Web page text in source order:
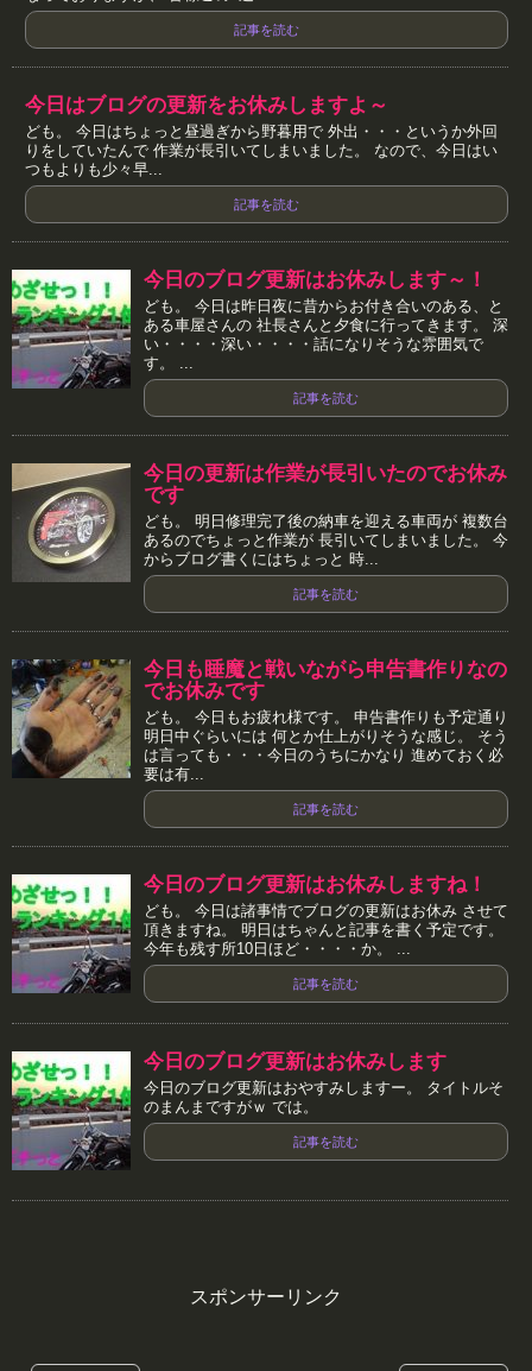
記事を読む
今日はブログの更新をお休みしますよ～
ども。 今日はちょっと昼過ぎから野暮用で 外出・・・というか外回
りをしていたんで 作業が長引いてしまいました。 なので、今日はい
つもよりも少々早...
記事を読む
今日のブログ更新はお休みします～！
ども。 今日は昨日夜に昔からお付き合いのある、と
ある車屋さんの 社長さんと夕食に行ってきます。 深
い・・・・深い・・・・話になりそうな雰囲気で
す。 ...
記事を読む
今日の更新は作業が長引いたのでお休み
です
ども。 明日修理完了後の納車を迎える車両が 複数台
あるのでちょっと作業が 長引いてしまいました。 今
からブログ書くにはちょっと 時...
記事を読む
今日も睡魔と戦いながら申告書作りなの
でお休みです
ども。 今日もお疲れ様です。 申告書作りも予定通り
明日中ぐらいには 何とか仕上がりそうな感じ。 そう
は言っても・・・今日のうちにかなり 進めておく必
要は有...
記事を読む
今日のブログ更新はお休みしますね！
ども。 今日は諸事情でブログの更新はお休み させて
頂きますね。 明日はちゃんと記事を書く予定です。
今年も残す所10日ほど・・・・か。 ...
記事を読む
今日のブログ更新はお休みします
今日のブログ更新はおやすみしますー。 タイトルそ
のまんまですがｗ では。
記事を読む
スポンサーリンク